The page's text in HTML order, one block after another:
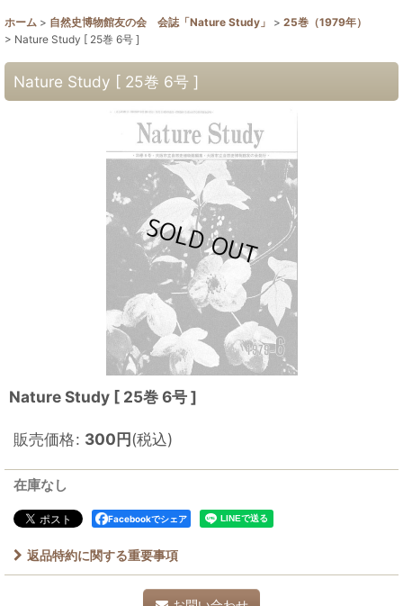
ホーム > 自然史博物館友の会 会誌「Nature Study」 > 25巻（1979年）
> Nature Study [ 25巻 6号 ]
Nature Study [ 25巻 6号 ]
Nature Study [ 25巻 6号 ]
販売価格: 300円(税込)
在庫なし
Facebookでシェア
返品特約に関する重要事項